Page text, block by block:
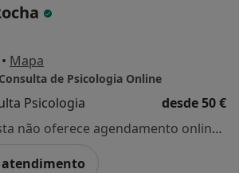
• Mapa
de Psicologia Online
Psicologia
desde 50 €
Esse especialista não oferece agendamento online para esse endereço.